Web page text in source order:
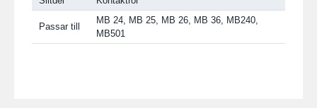
Passar till
MB 24, MB 25, MB 26, MB 36, MB240,
MB501